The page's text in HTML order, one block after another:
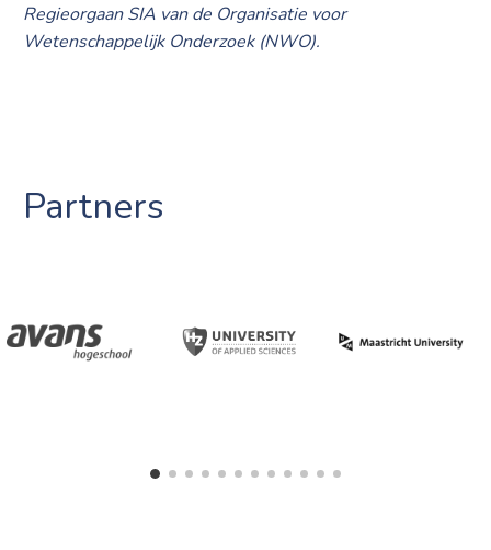
Regieorgaan SIA van de Organisatie voor
Wetenschappelijk Onderzoek (NWO).
Partners